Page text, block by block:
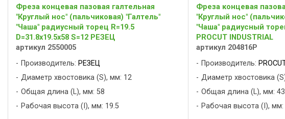
Фреза концевая пазовая галтельная
"Круглый нос" (пальчиковая) "Галтель"
"Чаша" радиусный торец R=19.5
D=31.8x19.5x58 S=12 РЕЗЕЦ
артикул 2550005
Производитель: РЕЗЕЦ
Диаметр хвостовика (S), мм: 12
Общая длина (L), мм: 58
Рабочая высота (I), мм: 19.5
Фреза концевая
"Круглый нос"
"Чаша" радиусный
PROCUT INDUSTRIAL
артикул 204816P
Производитель:
Диаметр хвостовика
Общая длина (L), мм: 43
Рабочая высота (I), мм: